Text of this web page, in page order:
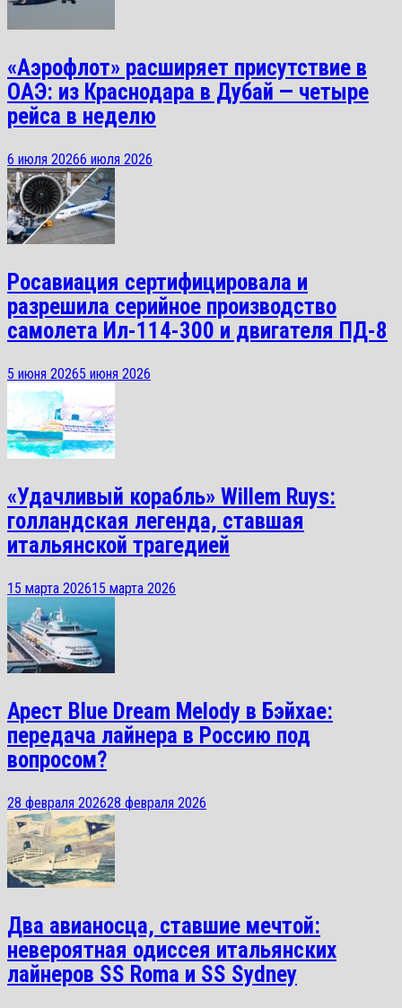
«Аэрофлот» расширяет присутствие в
ОАЭ: из Краснодара в Дубай — четыре
рейса в неделю
6 июля 20266 июля 2026
Росавиация сертифицировала и
разрешила серийное производство
самолета Ил-114-300 и двигателя ПД-8
5 июня 20265 июня 2026
«Удачливый корабль» Willem Ruys:
голландская легенда, ставшая
итальянской трагедией
15 марта 202615 марта 2026
Арест Blue Dream Melody в Бэйхае:
передача лайнера в Россию под
вопросом?
28 февраля 202628 февраля 2026
Два авианосца, ставшие мечтой:
невероятная одиссея итальянских
лайнеров SS Roma и SS Sydney